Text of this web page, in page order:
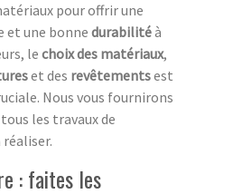
pour offrir une
et une bonne durabilitéà
le choix des matériaux,
et des revêtementsest
Nous vous fournirons
les travaux de
réaliser.
: faites les